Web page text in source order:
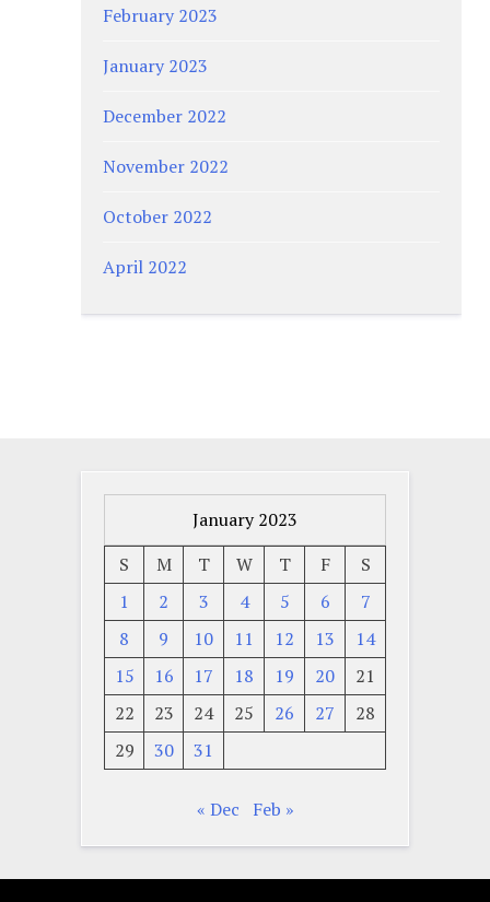
February 2023
January 2023
December 2022
November 2022
October 2022
April 2022
January 2023
S
M T W T F
S
1
2 3 4 5 6
7
8
9 10 11 12 13
14
15
16 17 18 19 20
21
22
23 24 25 26 27
28
29
30 31
« Dec Feb »